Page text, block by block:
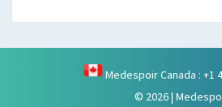
Medespoir Canada : +1
© 2026|